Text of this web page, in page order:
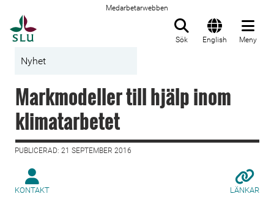
Medarbetarwebben
Sök English Meny
Nyhet
Markmodeller till hjälp inom
klimatarbetet
PUBLICERAD: 21 SEPTEMBER 2016
KONTAKT LÄNKAR